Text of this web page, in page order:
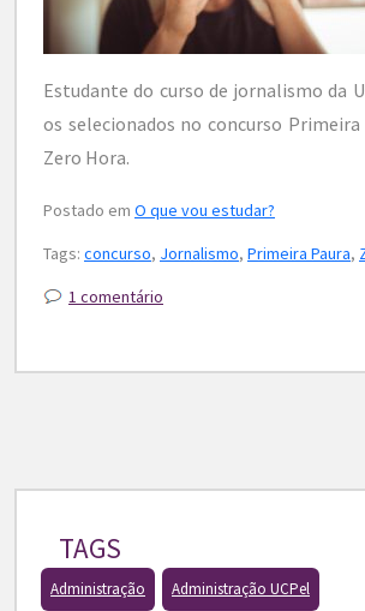
Estudante do curso de jornalismo da
os selecionados no concurso
Zero Hora.
Postado em O que vou estudar?
Tags: concurso, Jornalismo, Primeira Paura,
1 comentário
TAGS
Administração Administração UCPel